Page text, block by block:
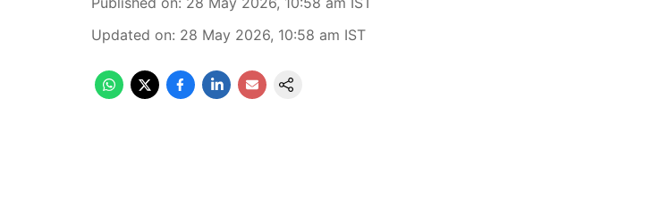
Updated on: 28 May 2026, 10:58 am IST